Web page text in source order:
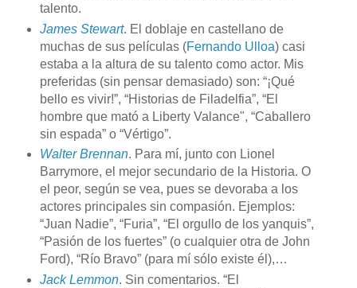
talento.
James Stewart. El doblaje en castellano de
muchas de sus películas (Fernando Ulloa) casi
estaba a la altura de su talento como actor. Mis
preferidas (sin pensar demasiado) son: “¡Qué
bello es vivir!”, “Historias de Filadelfia”, “El
hombre que mató a Liberty Valance", “Caballero
sin espada” o “Vértigo”.
Walter Brennan. Para mí, junto con Lionel
Barrymore, el mejor secundario de la Historia. O
el peor, según se vea, pues se devoraba a los
actores principales sin compasión. Ejemplos:
“Juan Nadie”, “Furia”, “El orgullo de los yanquis”,
“Pasión de los fuertes” (o cualquier otra de John
Ford), “Río Bravo” (para mí sólo existe él),…
Jack Lemmon. Sin comentarios. “El